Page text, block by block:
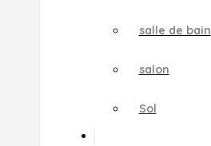
salle de bain
salon
Sol